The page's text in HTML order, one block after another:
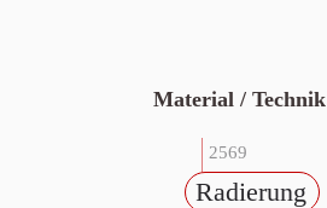
Material / Technik
2569
Radierung